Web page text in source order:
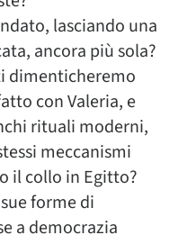
lasciando una
ancora più sola?
dimenticheremo
con Valeria, e
rituali moderni,
meccanismi
il collo in Egitto?
forme di
a democrazia